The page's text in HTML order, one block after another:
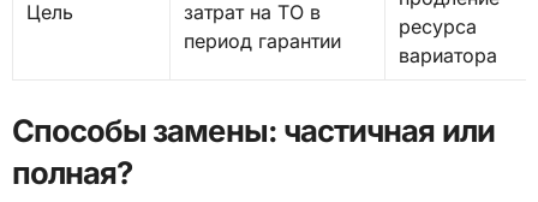
Цель
затрат на ТО в
период гарантии
ресурса
вариатора
Способы замены: частичная или
полная?